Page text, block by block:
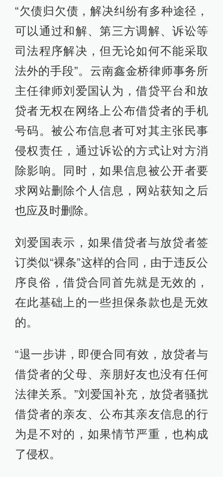
“欠债归欠债，解决纠纷有多种途径，
可以通过和解、第三方调解、诉讼等
司法程序解决，但无论如何不能采取
法外的手段”。云南鑫金桥律师事务所
主任律师刘爱国认为，借贷平台和放
贷者无权在网络上公布借贷者的手机
号码。被公布信息者可对其主张民事
侵权责任，通过诉讼的方式让对方消
除影响。同时，如果信息被公开者要
求网站删除个人信息，网站获知之后
也应及时删除。
刘爱国表示，如果借贷者与放贷者签
订类似“裸条”这样的合同，由于违反公
序良俗，借贷合同首先就是无效的，
在此基础上的一些担保条款也是无效
的。
“退一步讲，即便合同有效，放贷者与
借贷者的父母、亲朋好友也没有任何
法律关系。”刘爱国补充，放贷者骚扰
借贷者的亲友、公布其亲友信息的行
为是不对的，如果情节严重，也构成
了侵权。